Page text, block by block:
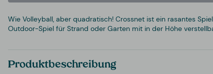
Wie Volleyball, aber quadratisch! Crossnet ist ein rasantes
Outdoor-Spiel für Strand oder Garten mit in der Höhe
Produktbeschreibung